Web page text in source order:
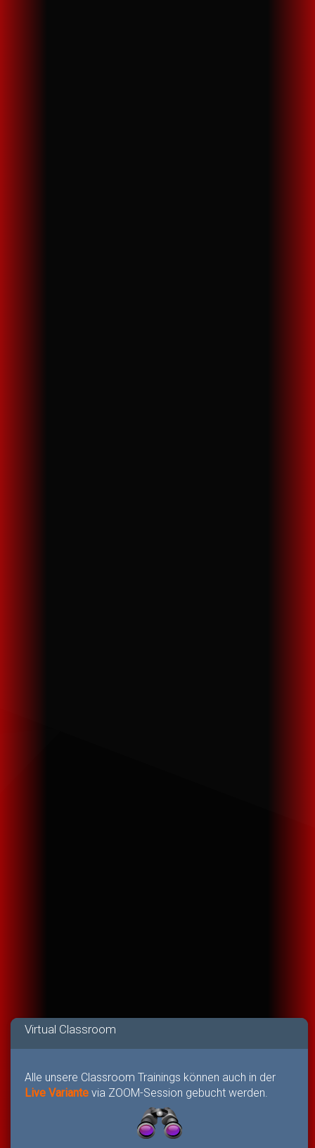
Virtual Classroom
Alle unsere Classroom Trainings können auch in der
Live Variante via ZOOM-Session gebucht werden.